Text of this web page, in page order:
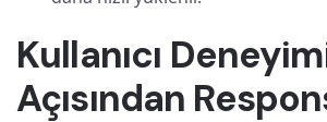
Kullanıcı
Açısından